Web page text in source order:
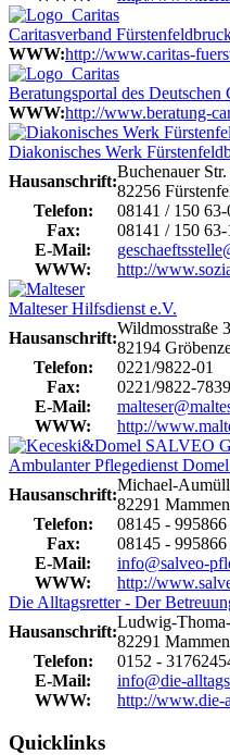
Caritasverband
WWW:http://www.caritas-
Beratungsportal des Deutschen
WWW:http://www.beratung-
Diakonisches Werk
Hausanschrift:
Buchenauer
82256
Telefon:
08141 / 150 63-
Fax:
08141 / 150 63-
E-Mail:
WWW:
http://
Malteser Hilfsdienst e.V.
Hausanschrift:
Wildmosstraße
82194
Telefon:
0221/9822-01
Fax:
0221/9822-
E-Mail:
WWW:
http://
Ambulanter Pflegedienst
Hausanschrift:
Michael-
82291
Telefon:
08145 - 995866
Fax:
08145 - 995866
E-Mail:
info@salveo-
WWW:
http://
Die Alltagsretter - Der
Hausanschrift:
Ludwig-
82291
Telefon:
0152 -
E-Mail:
info@die-
WWW:
http://www.die-
Quicklinks